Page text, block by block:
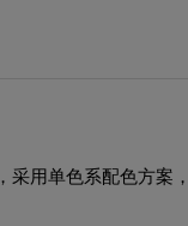
用单色系配色方